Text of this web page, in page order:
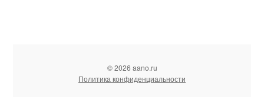
© 2026 aano.ru
Политика конфиденциальности